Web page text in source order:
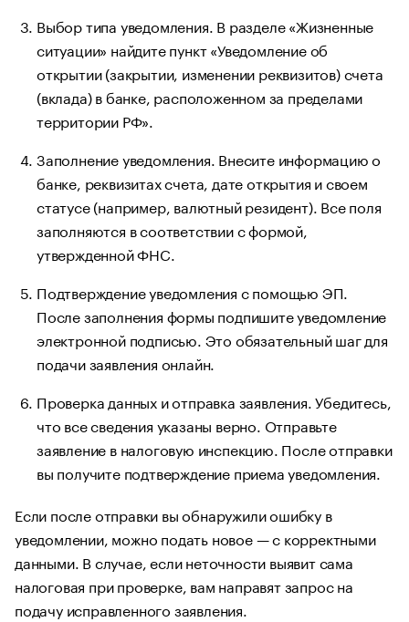
Выбор типа уведомления. В разделе «Жизненные
ситуации» найдите пункт «Уведомление об
открытии (закрытии, изменении реквизитов) счета
(вклада) в банке, расположенном за пределами
территории РФ».
Заполнение уведомления. Внесите информацию о
банке, реквизитах счета, дате открытия и своем
статусе (например, валютный резидент). Все поля
заполняются в соответствии с формой,
утвержденной ФНС.
Подтверждение уведомления с помощью ЭП.
После заполнения формы подпишите уведомление
электронной подписью. Это обязательный шаг для
подачи заявления онлайн.
Проверка данных и отправка заявления. Убедитесь,
что все сведения указаны верно. Отправьте
заявление в налоговую инспекцию. После отправки
вы получите подтверждение приема уведомления.
Если после отправки вы обнаружили ошибку в
уведомлении, можно подать новое — с корректными
данными. В случае, если неточности выявит сама
налоговая при проверке, вам направят запрос на
подачу исправленного заявления.